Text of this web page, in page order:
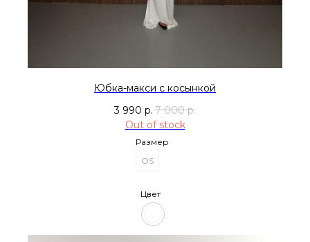
Юбка-макси с косынкой
3 990 р. 7 000 р.
Out of stock
Размер
OS
Цвет